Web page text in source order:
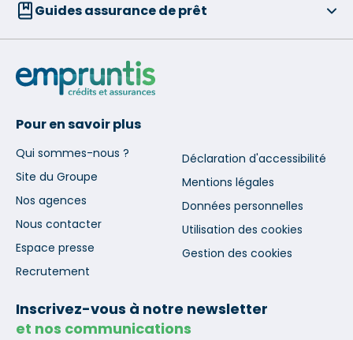
Guides assurance de prêt
Pour en savoir plus
Qui sommes-nous ?
Site du Groupe
Nos agences
Nous contacter
Espace presse
Recrutement
Déclaration d'accessibilité
Mentions légales
Données personnelles
Utilisation des cookies
Gestion des cookies
Inscrivez-vous à notre newsletter
et nos communications